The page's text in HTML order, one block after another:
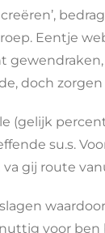
Eentje
doch
(gelijk
su.s.
gij route
voor